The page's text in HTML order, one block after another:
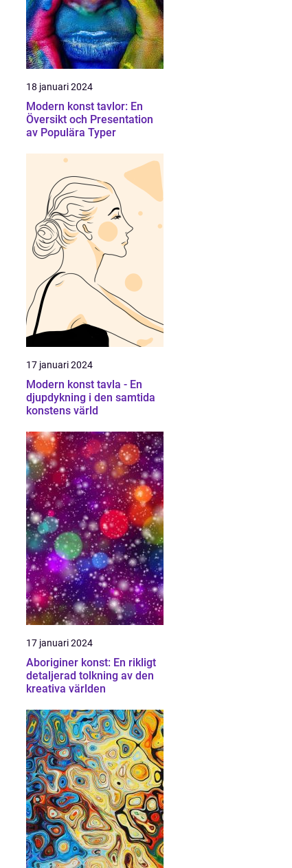
18 januari 2024
Modern konst tavlor: En
Översikt och Presentation
av Populära Typer
17 januari 2024
Modern konst tavla - En
djupdykning i den samtida
konstens värld
17 januari 2024
Aboriginer konst: En rikligt
detaljerad tolkning av den
kreativa världen